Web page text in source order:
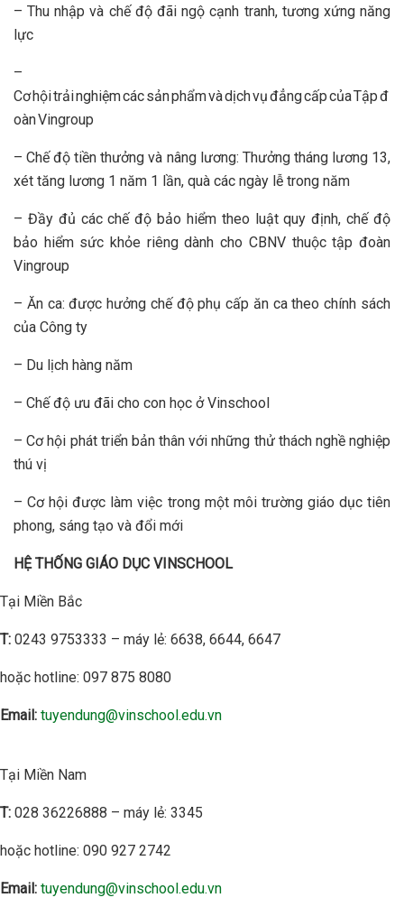
– Thu nhập và chế độ đãi ngộ cạnh tranh, tương xứng năng
lực
–
Cơ hội trải nghiệm các sản phẩm và dịch vụ đẳng cấp của Tập đ
oàn Vingroup
– Chế độ tiền thưởng và nâng lương: Thưởng tháng lương 13,
xét tăng lương 1 năm 1 lần, quà các ngày lễ trong năm
– Đầy đủ các chế độ bảo hiểm theo luật quy định, chế độ
bảo hiểm sức khỏe riêng dành cho CBNV thuộc tập đoàn
Vingroup
– Ăn ca: được hưởng chế độ phụ cấp ăn ca theo chính sách
của Công ty
– Du lịch hàng năm
– Chế độ ưu đãi cho con học ở Vinschool
– Cơ hội phát triển bản thân với những thử thách nghề nghiệp
thú vị
– Cơ hội được làm việc trong một môi trường giáo dục tiên
phong, sáng tạo và đổi mới
HỆ THỐNG GIÁO DỤC VINSCHOOL
Tại Miền Bắc
T: 0243 9753333 – máy lẻ: 6638, 6644, 6647
hoặc hotline: 097 875 8080
Email: tuyendung@vinschool.edu.vn
Tại Miền Nam
T: 028 36226888 – máy lẻ: 3345
hoặc hotline: 090 927 2742
Email: tuyendung@vinschool.edu.vn